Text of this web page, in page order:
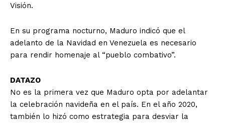
Visión.
En su programa nocturno, Maduro indicó que el
adelanto de la Navidad en Venezuela es necesario
para rendir homenaje al “pueblo combativo”.
DATAZO
No es la primera vez que Maduro opta por adelantar
la celebración navideña en el país. En el año 2020,
también lo hizó como estrategia para desviar la